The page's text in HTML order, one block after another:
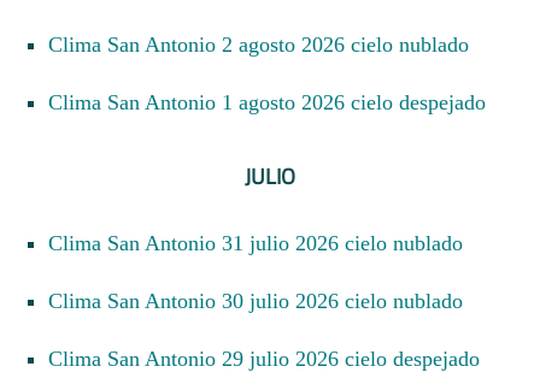
Clima San Antonio 2 agosto 2026 cielo nublado
Clima San Antonio 1 agosto 2026 cielo despejado
JULIO
Clima San Antonio 31 julio 2026 cielo nublado
Clima San Antonio 30 julio 2026 cielo nublado
Clima San Antonio 29 julio 2026 cielo despejado